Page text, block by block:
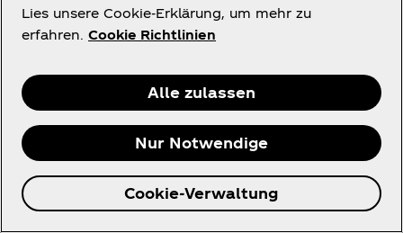
Wir haften nicht für Schäden, die sich aus der
Nutzung (oder Unmöglichkeit der Nutzung) der App
Malware, Viren oder falsche oder unvollständige
Informationen oder Materialien verursacht werden,
es sei denn, diese Schäden sind auf Vorsatz oder
grobe Fahrlässigkeit zurückzuführen.
Lies unsere Cookie-Erklärung, um mehr zu
erfahren. Cookie Richtlinien
Alle zulassen
Nur Notwendige
Cookie-Verwaltung